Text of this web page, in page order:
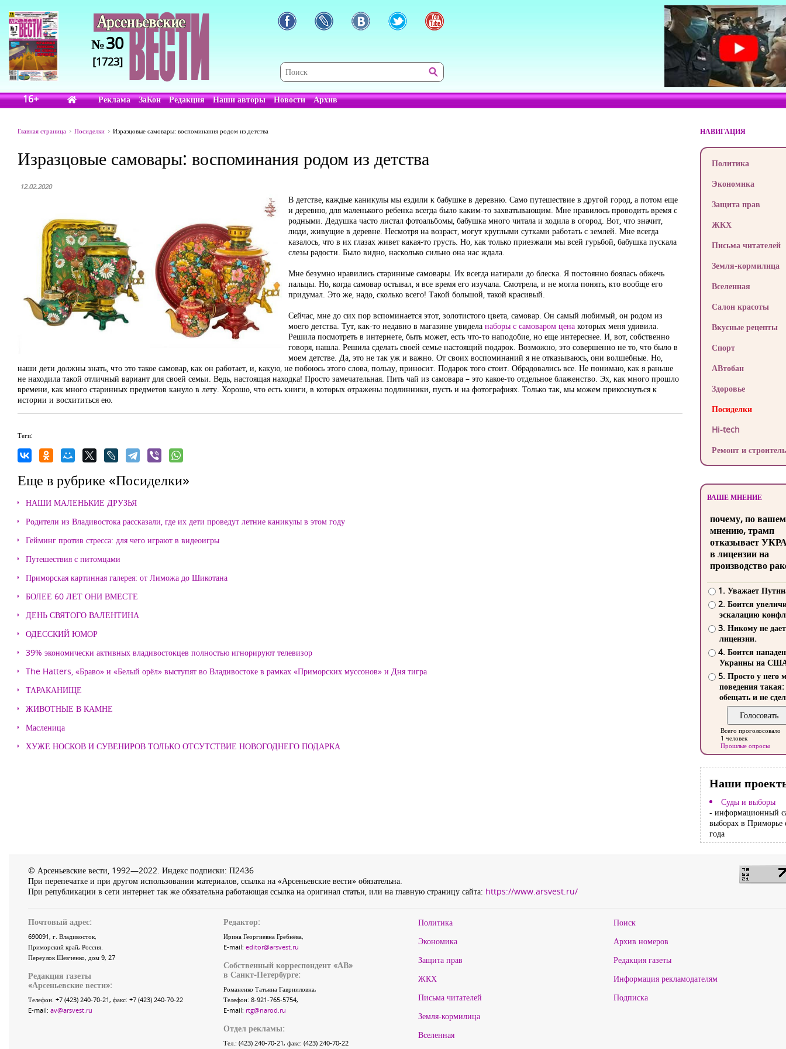
№30
[1723]
16+ Реклама ЗаКон Редакция Наши авторы Новости Архив
Главная страница Посиделки Изразцовые самовары: воспоминания родом из детства
Изразцовые самовары: воспоминания родом из детства
12.02.2020
В детстве, каждые каникулы мы ездили к бабушке в деревню. Само путешествие в другой город, а потом еще
и деревню, для маленького ребенка всегда было каким-то захватывающим. Мне нравилось проводить время с
родными. Дедушка часто листал фотоальбомы, бабушка много читала и ходила в огород. Вот, что значит,
люди, живущие в деревне. Несмотря на возраст, могут круглыми сутками работать с землей. Мне всегда
казалось, что в их глазах живет какая-то грусть. Но, как только приезжали мы всей гурьбой, бабушка пускала
слезы радости. Было видно, насколько сильно она нас ждала.
Мне безумно нравились старинные самовары. Их всегда натирали до блеска. Я постоянно боялась обжечь
пальцы. Но, когда самовар остывал, я все время его изучала. Смотрела, и не могла понять, кто вообще его
придумал. Это же, надо, сколько всего! Такой большой, такой красивый.
Сейчас, мне до сих пор вспоминается этот, золотистого цвета, самовар. Он самый любимый, он родом из
моего детства. Тут, как-то недавно в магазине увидела наборы с самоваром ценакоторых меня удивила.
Решила посмотреть в интернете, быть может, есть что-то наподобие, но еще интереснее. И, вот, собственно
говоря, нашла. Решила сделать своей семье настоящий подарок. Возможно, это совершенно не то, что было в
моем детстве. Да, это не так уж и важно. От своих воспоминаний я не отказываюсь, они волшебные. Но,
наши дети должны знать, что это такое самовар, как он работает, и, какую, не побоюсь этого слова, пользу, приносит. Подарок того стоит. Обрадовались все. Не понимаю, как я раньше
не находила такой отличный вариант для своей семьи. Ведь, настоящая находка! Просто замечательная. Пить чай из самовара – это какое-то отдельное блаженство. Эх, как много прошло
времени, как много старинных предметов кануло в лету. Хорошо, что есть книги, в которых отражены подлинники, пусть и на фотографиях. Только так, мы можем прикоснуться к
истории и восхититься ею.
Теги:
Еще в рубрике «Посиделки»
НАШИ МАЛЕНЬКИЕ ДРУЗЬЯ
Родители из Владивостока рассказали, где их дети проведут летние каникулы в этом году
Гейминг против стресса: для чего играют в видеоигры
Путешествия с питомцами
Приморская картинная галерея: от Лиможа до Шикотана
БОЛЕЕ 60 ЛЕТ ОНИ ВМЕСТЕ
ДЕНЬ СВЯТОГО ВАЛЕНТИНА
ОДЕССКИЙ ЮМОР
39% экономически активных владивостокцев полностью игнорируют телевизор
The Hatters, «Браво» и «Белый орёл» выступят во Владивостоке в рамках «Приморских муссонов» и Дня тигра
ТАРАКАНИЩЕ
ЖИВОТНЫЕ В КАМНЕ
Масленица
ХУЖЕ НОСКОВ И СУВЕНИРОВ ТОЛЬКО ОТСУТСТВИЕ НОВОГОДНЕГО ПОДАРКА
НАВИГАЦИЯ
Политика
Экономика
Защита прав
ЖКХ
Письма читателей
Земля-кормилица
Вселенная
Салон красоты
Вкусные рецепты
Спорт
АВтобан
Здоровье
Посиделки
Hi-tech
Ремонт и
ВАШЕ МНЕНИЕ
почему, по
мнению, трамп
отказывает
в лицензии на
производство
1. Уважает
2. Боится
эскалацию
3. Никому не
лицензии.
4. Боится
Украины на
5. Просто у него
поведения такая:
обещать и не
Всего проголосовало
1 человек
Прошлые опросы
Наши
Суды и выборы
- информационный
выборах в Приморье
года
© Арсеньевские вести, 1992—2022. Индекс подписки: П2436
При перепечатке и при другом использовании материалов, ссылка на «Арсеньевские вести» обязательна.
При републикации в сети интернет так же обязательна работающая ссылка на оригинал статьи, или на главную страницу сайта: https://www.arsvest.ru/
Почтовый адрес:
690091, г. Владивосток,
Приморский край, Россия.
Переулок Шевченко, дом 9, 27
Редакция газеты
«Арсеньевские вести»:
Телефон: +7 (423) 240-70-21, факс: +7 (423) 240-70-22
E-mail: av@arsvest.ru
Редактор:
Ирина Георгиевна Гребнёва,
E-mail: editor@arsvest.ru
Собственный корреспондент «АВ»
в Санкт-Петербурге:
Романенко Татьяна Гаврииловна,
Телефон: 8-921-765-5754,
E-mail: rtg@narod.ru
Отдел рекламы:
Тел.: (423) 240-70-21, факс: (423) 240-70-22
Политика
Экономика
Защита прав
ЖКХ
Письма читателей
Земля-кормилица
Вселенная
Поиск
Архив номеров
Редакция газеты
Информация рекламодателям
Подписка